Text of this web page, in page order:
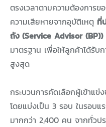
ตรงเวลาตามความต้องการ
ความเสียหายจากอุบัติเหตุ ที่
ถัง (Service Advisor (BP))
มาตรฐาน เพื่อให้ลูกค้าได้รั
สูงสุด
กระบวนการคัดเลือกผู้เข้าแข่
โดยแบ่งเป็น 3 รอบ ในรอบ
มากกว่า 2,400 คน จากทั่วป